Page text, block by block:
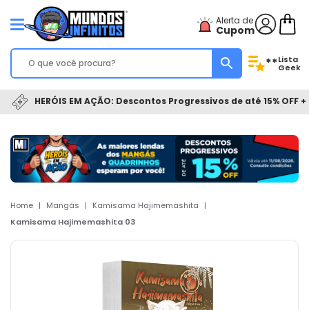
Alerta de
Cupom
**Lista
Geek
HERÓIS EM AÇÃO: Descontos Progressivos de até 15% OFF
Home | Mangás | Kamisama Hajimemashita
|
Kamisama Hajimemashita 03